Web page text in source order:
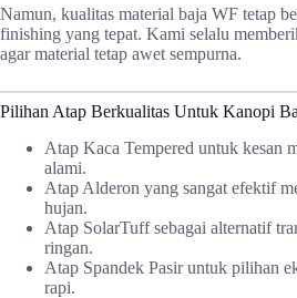
Namun, kualitas material baja WF tetap
finishing yang tepat. Kami selalu
agar material tetap awet sempurna.
Pilihan Atap Berkualitas Untuk Kanopi
Atap Kaca Tempered untuk kesan
alami.
Atap Alderon yang sangat efektif
hujan.
Atap SolarTuff sebagai alternatif
ringan.
Atap Spandek Pasir untuk pilihan
rapi.